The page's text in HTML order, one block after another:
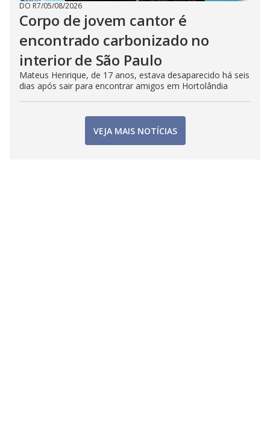
DO R7/05/08/2026
Corpo de jovem cantor é
encontrado carbonizado no
interior de São Paulo
Mateus Henrique, de 17 anos, estava desaparecido há seis
dias após sair para encontrar amigos em Hortolândia
VEJA MAIS NOTÍCIAS